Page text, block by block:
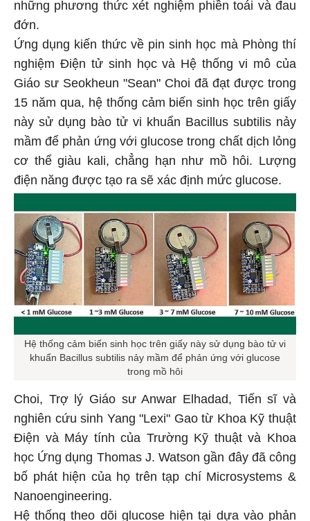
những phương thức xét nghiệm phiền toái và đau
đớn.
Ứng dụng kiến thức về pin sinh học mà Phòng thí
nghiệm Điện tử sinh học và Hệ thống vi mô của
Giáo sư Seokheun "Sean" Choi đã đạt được trong
15 năm qua, hệ thống cảm biến sinh học trên giấy
này sử dụng bào tử vi khuẩn Bacillus subtilis nảy
mầm để phản ứng với glucose trong chất dịch lỏng
cơ thể giàu kali, chẳng hạn như mồ hôi. Lượng
điện năng được tạo ra sẽ xác định mức glucose.
Hệ thống cảm biến sinh học trên giấy này sử dụng bào tử vi
khuẩn Bacillus subtilis nảy mầm để phản ứng với glucose
trong mồ hôi
Choi, Trợ lý Giáo sư Anwar Elhadad, Tiến sĩ và
nghiên cứu sinh Yang "Lexi" Gao từ Khoa Kỹ thuật
Điện và Máy tính của Trường Kỹ thuật và Khoa
học Ứng dụng Thomas J. Watson gần đây đã công
bố phát hiện của họ trên tạp chí Microsystems &
Nanoengineering.
Hệ thống theo dõi glucose hiện tại dựa vào phản